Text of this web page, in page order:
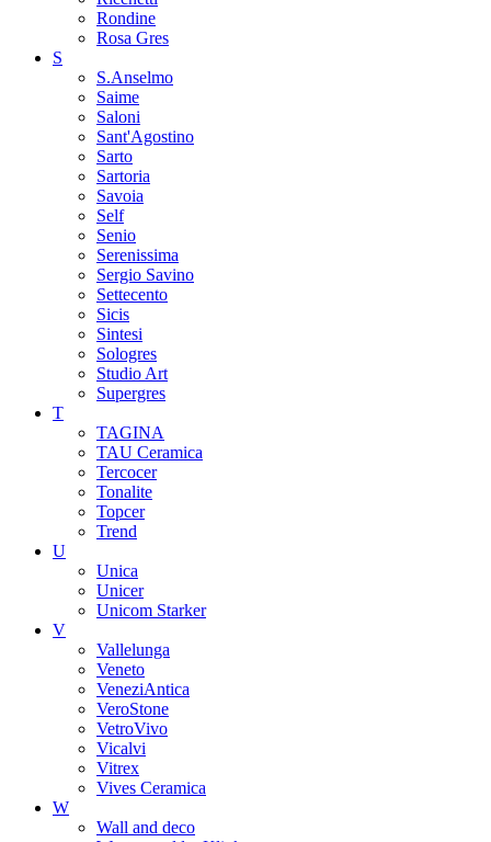
Rondine
Rosa Gres
S
S.Anselmo
Saime
Saloni
Sant'Agostino
Sarto
Sartoria
Savoia
Self
Senio
Serenissima
Sergio Savino
Settecento
Sicis
Sintesi
Sologres
Studio Art
Supergres
T
TAGINA
TAU Ceramica
Tercocer
Tonalite
Topcer
Trend
U
Unica
Unicer
Unicom Starker
V
Vallelunga
Veneto
VeneziAntica
VeroStone
VetroVivo
Vicalvi
Vitrex
Vives Ceramica
W
Wall and deco